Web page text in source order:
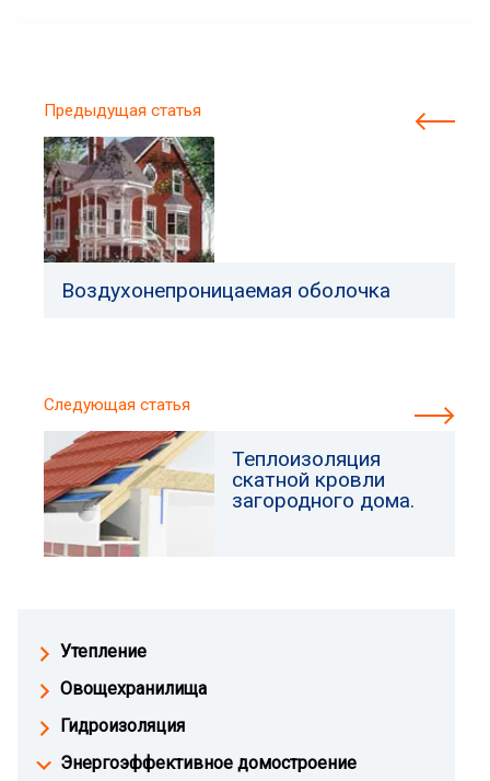
Утепление
Овощехранилища
Гидроизоляция
Энергоэффективное домостроение
Предыдущая статья
Воздухонепроницаемая оболочка
Следующая статья
Теплоизоляция
скатной кровли
загородного дома.